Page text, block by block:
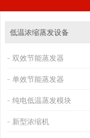
低温浓缩蒸发设备
双效节能蒸发器
单效节能蒸发器
纯电低温蒸发模块
新型浓缩机